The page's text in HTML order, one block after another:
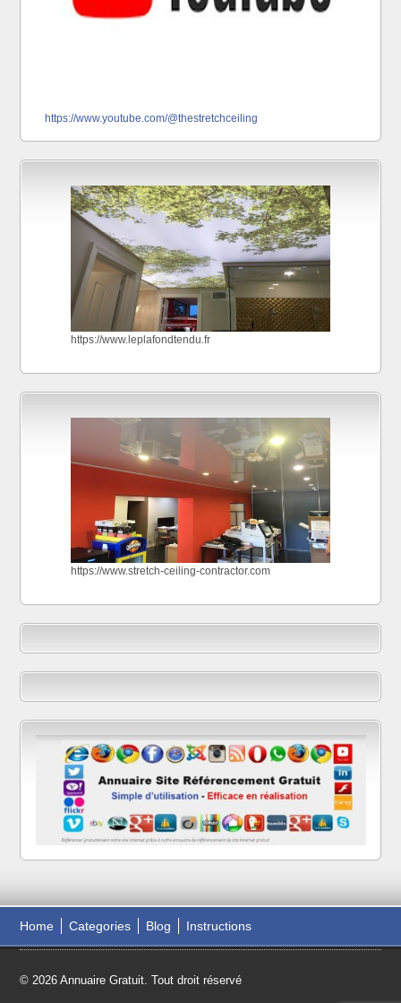
https://www.youtube.com/@thestretchceiling
https://www.leplafondtendu.fr
https://www.stretch-ceiling-contractor.com
Home Categories Blog Instructions
© 2026 Annuaire Gratuit. Tout droit réservé